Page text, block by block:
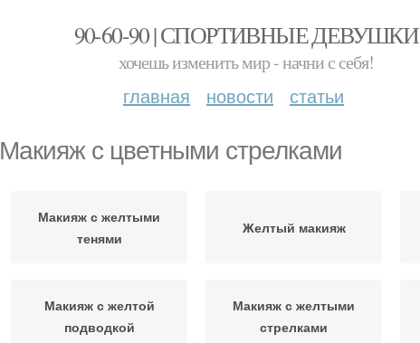
90-60-90 | СПОРТИВНЫЕ ДЕВУШКИ
хочешь изменить мир - начни с себя!
главная новости статьи
Макияж с цветными стрелками
Макияж с желтыми
тенями
Желтый макияж
Макияж с желтой
подводкой
Макияж с желтыми
стрелками